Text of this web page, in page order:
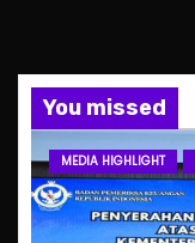
You missed
MEDIA HIGHLIGHT